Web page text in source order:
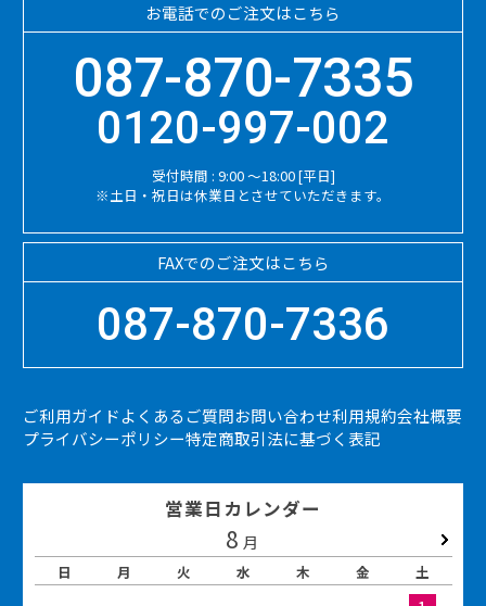
お電話でのご注文はこちら
087-870-7335
0120-997-002
受付時間 : 9:00 ～18:00 [平日]
※土日・祝日は休業日とさせていただきます。
FAXでのご注文はこちら
087-870-7336
ご利用ガイドよくあるご質問お問い合わせ利用規約会社概要
プライバシーポリシー特定商取引法に基づく表記
営業日カレンダー
8 月
日 月 火 水 木 金 土